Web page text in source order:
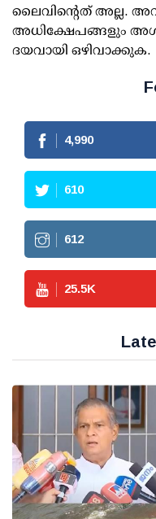
ലൈവിന്റെത് അല്ല.
അധിക്ഷേപങ്ങളും
ദയവായി ഒഴിവാക്കുക.
4,990
610
612
25.5K